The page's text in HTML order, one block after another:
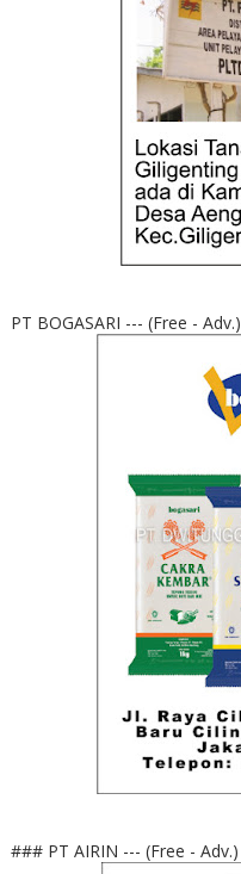
PT BOGASARI --- (Free - Adv.)
### PT AIRIN --- (Free - Adv.)